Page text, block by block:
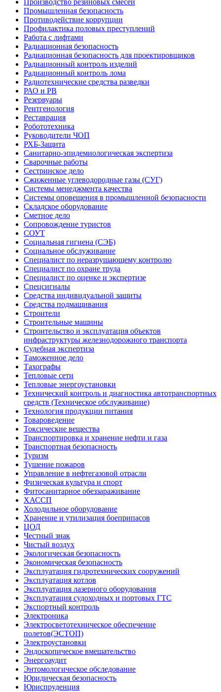
Производство резиновых смесей
Промышленная безопасность
Противодействие коррупции
Профилактика половых преступлений
Работа с лифтами
Радиационная безопасность
Радиационная безопасность для проектировщиков
Радиационный контроль изделий
Радиационный контроль лома
Радиотехнические средства разведки
РАО и РВ
Резервуары
Рентгенология
Реставрация
Робототехника
Руководители ЧОП
РХБ-Защита
Санитарно-эпидемиологическая экспертиза
Сварочные работы
Сестринское дело
Сжиженные углеводородные газы (СУГ)
Системы менеджмента качества
Системы оповещения в промышленной безопасности
Складское оборудование
Сметное дело
Сопровождение туристов
СОУТ
Социальная гигиена (СЭБ)
Социальное обслуживание
Специалист по неразрушающему контролю
Специалист по охране труда
Специалист по оценке и экспертизе
Спецсигналы
Средства индивидуальной защиты
Средства подмащивания
Строители
Строительные машины
Строительство и эксплуатация объектов
инфраструктуры железнодорожного транспорта
Судебная экспертиза
Таможенное дело
Тахографы
Тепловые сети
Тепловые энергоустановки
Технический контроль и диагностика автотранспортных
средств (Техническое обслуживание)
Технология продукции питания
Товароведение
Токсические вещества
Транспортировка и хранение нефти и газа
Транспортная безопасность
Туризм
Тушение пожаров
Управление в нефтегазовой отрасли
Физическая культура и спорт
Фитосанитарное обеззараживание
ХАССП
Холодильное оборудование
Хранение и утилизация боеприпасов
ЦОД
Честный знак
Чистый воздух
Экологическая безопасность
Экономическая безопасность
Эксплуатация гидротехнических сооружений
Эксплуатация котлов
Эксплуатация лазерного оборудования
Эксплуатация судоходных и портовых ГТС
Экспортный контроль
Электроника
Электросветотехническое обеспечение
полетов(ЭСТОП)
Электроустановки
Эндоскопическое вмешательство
Энергоаудит
Энтомологическое обследование
Юридическая безопасность
Юриспруденция